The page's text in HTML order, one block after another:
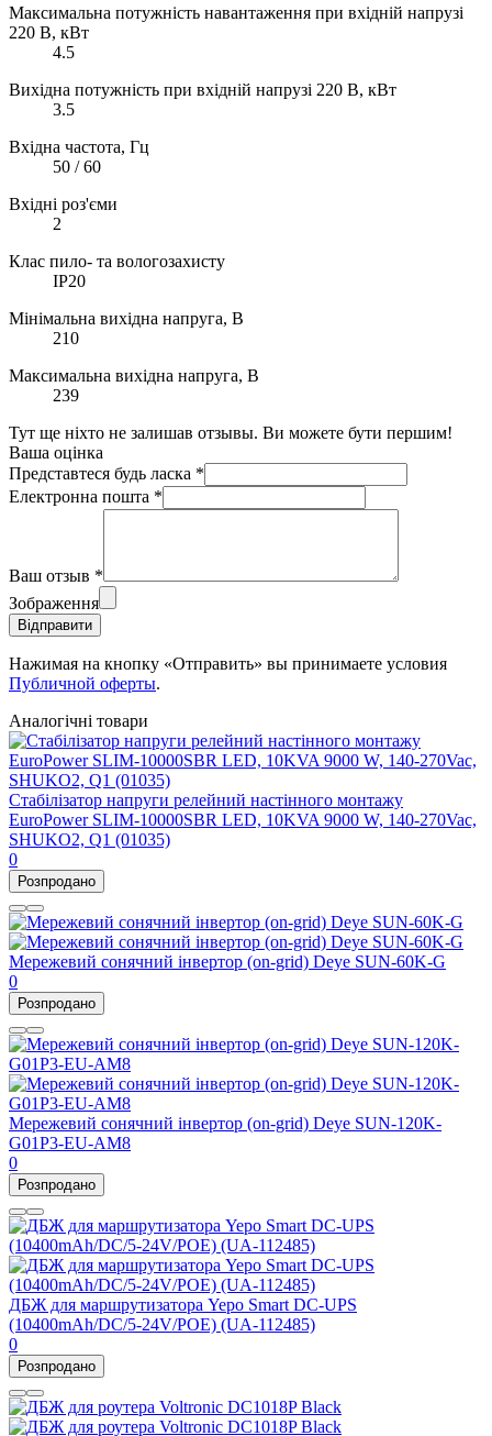
Максимальна потужність навантаження при вхідній напрузі
220 В, кВт
4.5
Вихідна потужність при вхідній напрузі 220 В, кВт
3.5
Вхідна частота, Гц
50 / 60
Вхідні роз'єми
2
Клас пило- та вологозахисту
IP20
Мінімальна вихідна напруга, В
210
Максимальна вихідна напруга, В
239
Тут ще ніхто не залишав отзывы. Ви можете бути першим!
Ваша оцінка
Представтеся будь ласка *
Електронна пошта *
Ваш отзыв *
Зображення
Відправити
Нажимая на кнопку «Отправить» вы принимаете условия
Публичной оферты.
Аналогічні товари
Стабілізатор напруги релейний настінного монтажу
EuroPower SLIM-10000SBR LED, 10KVA 9000 W, 140-270Vac,
SHUKO2, Q1 (01035)
0
Розпродано
Мережевий сонячний інвертор (on-grid) Deye SUN-60K-G
0
Розпродано
Мережевий сонячний інвертор (on-grid) Deye SUN-120K-
G01P3-EU-AM8
0
Розпродано
ДБЖ для маршрутизатора Yepo Smart DC-UPS
(10400mAh/DC/5-24V/POE) (UA-112485)
0
Розпродано